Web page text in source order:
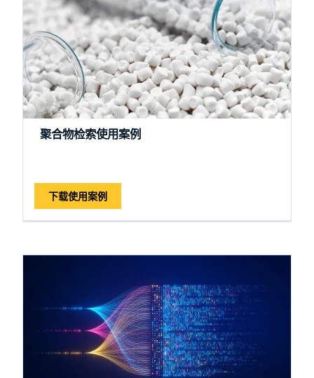
聚合物检索使用案例
下载使用案例